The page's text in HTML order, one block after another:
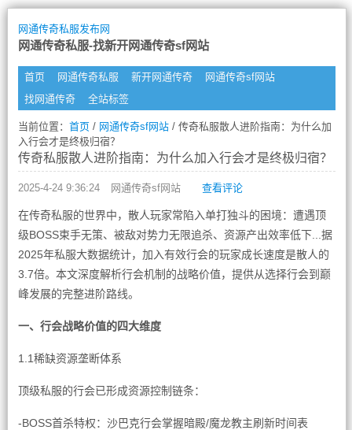
网通传奇私服发布网
网通传奇私服-找新开网通传奇sf网站
首页 网通传奇私服 新开网通传奇
网通传奇sf网站
找网通传奇
全站标签
当前位置： 首页/ 网通传奇sf网站/ 传奇私服散人进阶指南：为什么加
入行会才是终极归宿？
传奇私服散人进阶指南：为什么加入行会才是终极归宿？
2025-4-24 9:36:24 网通传奇sf网站 查看评论
在传奇私服的世界中，散人玩家常陷入单打独斗的困境：遭遇顶
级BOSS束手无策、被敌对势力无限追杀、资源产出效率低下...据
2025年私服大数据统计，加入有效行会的玩家成长速度是散人的
3.7倍。本文深度解析行会机制的战略价值，提供从选择行会到巅
峰发展的完整进阶路线。
一、行会战略价值的四大维度
1.1稀缺资源垄断体系
顶级私服的行会已形成资源控制链条：
-BOSS首杀特权：沙巴克行会掌握暗殿/魔龙教主刷新时间表